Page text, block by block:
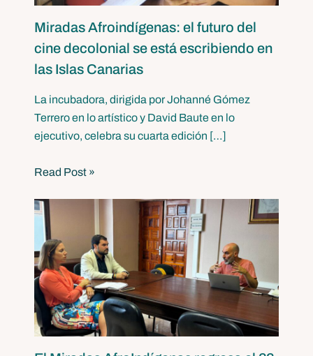
Miradas Afroindígenas: el futuro del
cine decolonial se está escribiendo en
las Islas Canarias
La incubadora, dirigida por Johanné Gómez
Terrero en lo artístico y David Baute en lo
ejecutivo, celebra su cuarta edición […]
Read Post »